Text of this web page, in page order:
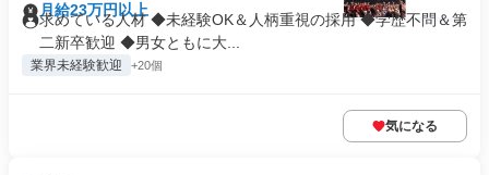
月給23万円以上
求めている人材 ◆未経験OK＆人柄重視の採用 ◆学歴不問＆第
二新卒歓迎 ◆男女ともに大...
業界未経験歓迎 +20個
気になる